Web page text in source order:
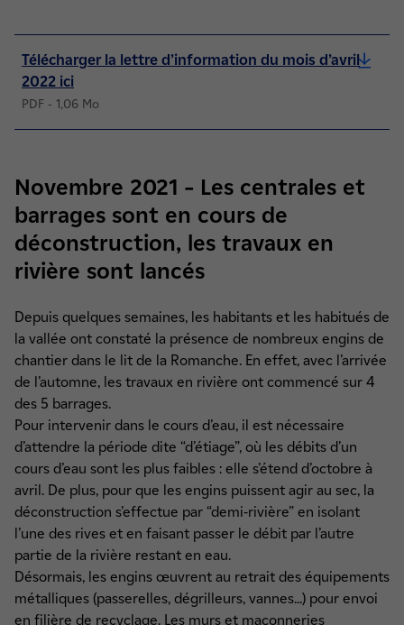
Télécharger la lettre d’information du mois d’avril
2022 ici
PDF - 1,06 Mo
Novembre 2021 – Les centrales et
barrages sont en cours de
déconstruction, les travaux en
rivière sont lancés
Depuis quelques semaines, les habitants et les habitués de
la vallée ont constaté la présence de nombreux engins de
chantier dans le lit de la Romanche. En effet, avec l’arrivée
de l’automne, les travaux en rivière ont commencé sur 4
des 5 barrages.
Pour intervenir dans le cours d’eau, il est nécessaire
d’attendre la période dite “d’étiage”, où les débits d’un
cours d’eau sont les plus faibles : elle s’étend d’octobre à
avril. De plus, pour que les engins puissent agir au sec, la
déconstruction s’effectue par “demi-rivière” en isolant
l’une des rives et en faisant passer le débit par l’autre
partie de la rivière restant en eau.
Désormais, les engins œuvrent au retrait des équipements
métalliques (passerelles, dégrilleurs, vannes...) pour envoi
en filière de recyclage. Les murs et maçonneries